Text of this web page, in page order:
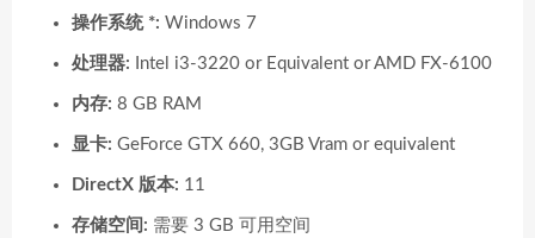
操作系统 *: Windows 7
处理器: Intel i3-3220 or Equivalent or AMD FX-6100
内存: 8 GB RAM
显卡: GeForce GTX 660, 3GB Vram or equivalent
DirectX 版本: 11
存储空间: 需要 3 GB 可用空间